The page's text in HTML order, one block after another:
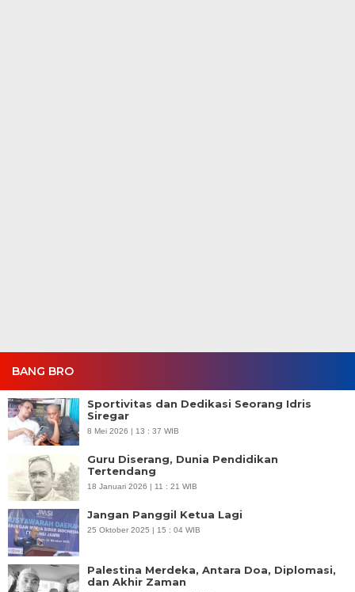
BANG BRO
Sportivitas dan Dedikasi Seorang Idris
Siregar
8 Mei 2026 | 13 : 37 WIB
Guru Diserang, Dunia Pendidikan
Tertendang
18 Januari 2026 | 11 : 21 WIB
Jangan Panggil Ketua Lagi
25 Oktober 2025 | 15 : 04 WIB
Palestina Merdeka, Antara Doa, Diplomasi,
dan Akhir Zaman